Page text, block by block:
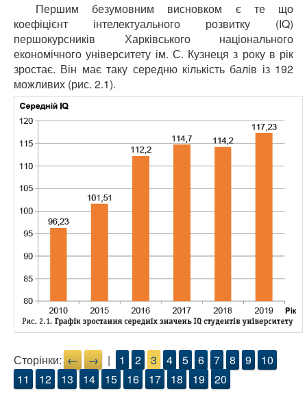
Першим безумовним висновком є те що
коефіцієнт інтелектуального розвитку (IQ)
першокурсників Харківського національного
економічного університету ім. С. Кузнеця з року в рік
зростає. Він має таку середню кількість балів із 192
можливих (рис. 2.1).
Сторінки: ← → | 1 2 3 4 5 6 7 8 9
10
11
12 13 14 15 16 17 18 19 20